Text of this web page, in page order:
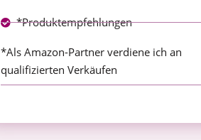
*Produktempfehlungen
*Als Amazon-Partner verdiene ich an
qualifizierten Verkäufen